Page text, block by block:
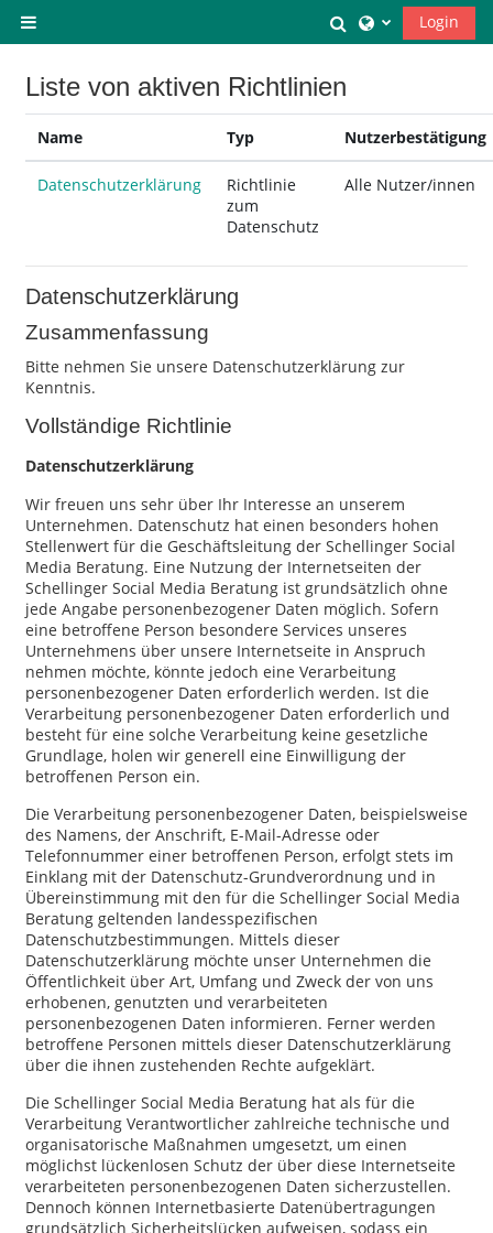
Website-Übersicht
Sucheingabe
Login
Liste von aktiven Richtlinien
Name Typ Nutzerbestätigung
Datenschutzerklärung
Richtlinie
zum
Datenschutz
Alle Nutzer/innen
Datenschutzerklärung
Zusammenfassung
Bitte nehmen Sie unsere Datenschutzerklärung zur
Kenntnis.
Vollständige Richtlinie
Datenschutzerklärung
Wir freuen uns sehr über Ihr Interesse an unserem
Unternehmen. Datenschutz hat einen besonders hohen
Stellenwert für die Geschäftsleitung der Schellinger Social
Media Beratung. Eine Nutzung der Internetseiten der
Schellinger Social Media Beratung ist grundsätzlich ohne
jede Angabe personenbezogener Daten möglich. Sofern
eine betroffene Person besondere Services unseres
Unternehmens über unsere Internetseite in Anspruch
nehmen möchte, könnte jedoch eine Verarbeitung
personenbezogener Daten erforderlich werden. Ist die
Verarbeitung personenbezogener Daten erforderlich und
besteht für eine solche Verarbeitung keine gesetzliche
Grundlage, holen wir generell eine Einwilligung der
betroffenen Person ein.
Die Verarbeitung personenbezogener Daten, beispielsweise
des Namens, der Anschrift, E-Mail-Adresse oder
Telefonnummer einer betroffenen Person, erfolgt stets im
Einklang mit der Datenschutz-Grundverordnung und in
Übereinstimmung mit den für die Schellinger Social Media
Beratung geltenden landesspezifischen
Datenschutzbestimmungen. Mittels dieser
Datenschutzerklärung möchte unser Unternehmen die
Öffentlichkeit über Art, Umfang und Zweck der von uns
erhobenen, genutzten und verarbeiteten
personenbezogenen Daten informieren. Ferner werden
betroffene Personen mittels dieser Datenschutzerklärung
über die ihnen zustehenden Rechte aufgeklärt.
Die Schellinger Social Media Beratung hat als für die
Verarbeitung Verantwortlicher zahlreiche technische und
organisatorische Maßnahmen umgesetzt, um einen
möglichst lückenlosen Schutz der über diese Internetseite
verarbeiteten personenbezogenen Daten sicherzustellen.
Dennoch können Internetbasierte Datenübertragungen
grundsätzlich Sicherheitslücken aufweisen, sodass ein